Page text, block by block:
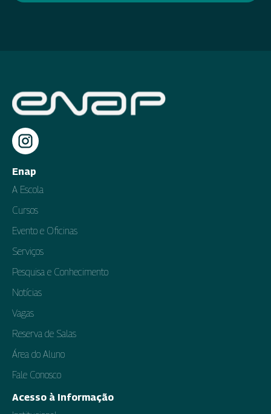
Enap
A Escola
Cursos
Evento e Oficinas
Serviços
Pesquisa e Conhecimento
Notícias
Vagas
Reserva de Salas
Área do Aluno
Fale Conosco
Acesso à Informação